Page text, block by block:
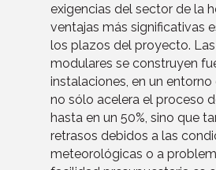
exigencias del sector de la
ventajas más significativas
los plazos del proyecto.
modulares se construyen
instalaciones, en un
no sólo acelera el proceso
hasta en un 50%, sino que
retrasos debidos a las
meteorológicas o a